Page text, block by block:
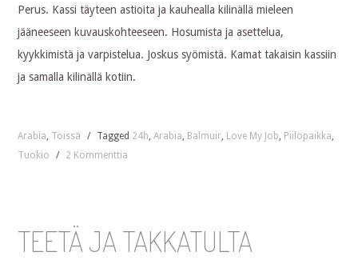
Perus. Kassi täyteen astioita ja kauhealla kilinällä mieleen
jääneeseen kuvauskohteeseen. Hosumista ja asettelua,
kyykkimistä ja varpistelua. Joskus syömistä. Kamat takaisin kassiin
ja samalla kilinällä kotiin.
Arabia, Töissä / Tagged 24h,Arabia, Balmuir, Love My Job, Piilopaikka,
Tuokio
/ 2 Kommenttia
TEETÄ JA TAKKATULTA